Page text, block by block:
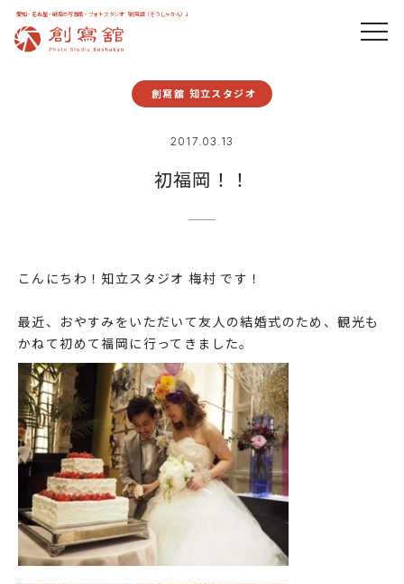
愛知・名古屋・岐阜の写真館・フォトスタジオ「創寫舘（そうしゃかん）」
創寫舘 知立スタジオ
2017.03.13
初福岡！！
こんにちわ！知立スタジオ 梅村 です！
最近、おやすみをいただいて友人の結婚式のため、観光も
かねて初めて福岡に行ってきました。